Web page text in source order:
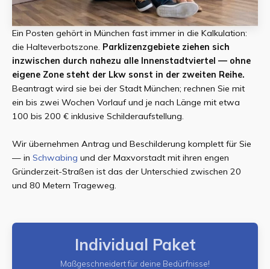
Ein Posten gehört in München fast immer in die Kalkulation:
die Halteverbotszone. Parklizenzgebiete ziehen sich
inzwischen durch nahezu alle Innenstadtviertel — ohne
eigene Zone steht der Lkw sonst in der zweiten Reihe.
Beantragt wird sie bei der Stadt München; rechnen Sie mit
ein bis zwei Wochen Vorlauf und je nach Länge mit etwa
100 bis 200 € inklusive Schilderaufstellung.
Wir übernehmen Antrag und Beschilderung komplett für Sie
— in Schwabing und der Maxvorstadt mit ihren engen
Gründerzeit-Straßen ist das der Unterschied zwischen 20
und 80 Metern Trageweg.
Individual Paket
Maßgeschneidert für deine Bedürfnisse!